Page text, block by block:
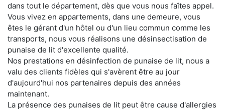
dans tout le département, dès que vous nous faîtes appel.
Vous vivez en appartements, dans une demeure, vous
êtes le gérant d'un hôtel ou d'un lieu commun comme les
transports, nous vous réalisons une désinsectisation de
punaise de lit d'excellente qualité.
Nos prestations en désinfection de punaise de lit, nous a
valu des clients fidèles qui s'avèrent être au jour
d'aujourd'hui nos partenaires depuis des années
maintenant.
La présence des punaises de lit peut être cause d'allergies